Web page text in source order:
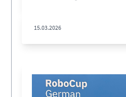
15.03.2026